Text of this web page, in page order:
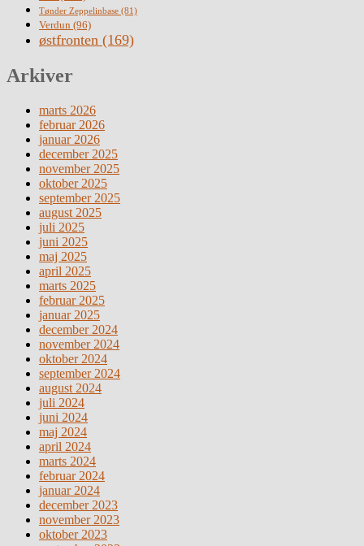
Tønder Zeppelinbase (81)
Verdun (96)
østfronten (169)
Arkiver
marts 2026
februar 2026
januar 2026
december 2025
november 2025
oktober 2025
september 2025
august 2025
juli 2025
juni 2025
maj 2025
april 2025
marts 2025
februar 2025
januar 2025
december 2024
november 2024
oktober 2024
september 2024
august 2024
juli 2024
juni 2024
maj 2024
april 2024
marts 2024
februar 2024
januar 2024
december 2023
november 2023
oktober 2023